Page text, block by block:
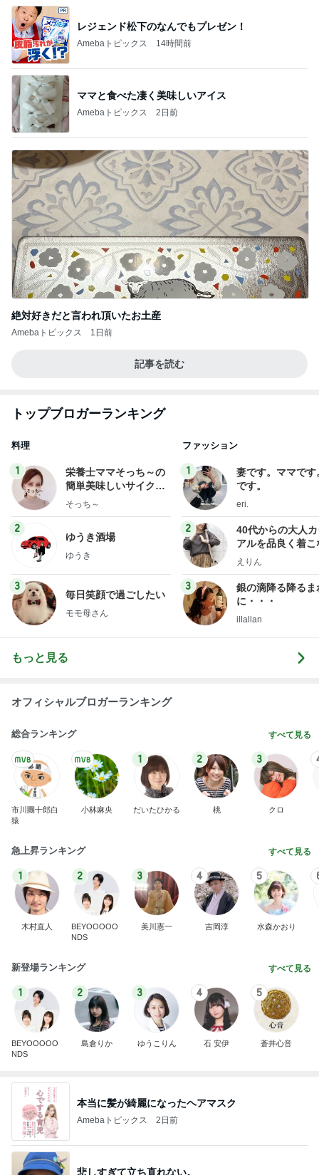
レジェンド松下のなんでもプレゼン！
Amebaトピックス 14時間前
ママと食べた凄く美味しいアイス
Amebaトピックス 2日前
絶対好きだと言われ頂いたお土産
Amebaトピックス 1日前
記事を読む
トップブロガーランキング
料理
1
栄養士ママそっち～の
簡単美味しいサイクル
献立
そっち～
2
ゆうき酒場
ゆうき
3
毎日笑顔で過ごしたい
モモ母さん
ファッション
1
妻です。ママです
です。
eri.
2
40代からの大人
アルを品良く着こ
ファッションブロ
えりん
3
銀の滴降る降るま
に・・・
illallan
もっと見る
オフィシャルブロガーランキング
総合ランキング すべて見る
市川團十郎白
猿
小林麻央
1
だいたひかる
2
桃
3
クロ
急上昇ランキング すべて見る
1
木村直人
2
BEYOOOOO
NDS
3
美川憲一
4
吉岡淳
5
水森かおり
新登場ランキング すべて見る
1
BEYOOOOO
NDS
2
島倉りか
3
ゆうこりん
4
石 安伊
5
蒼井心音
本当に髪が綺麗になったヘアマスク
Amebaトピックス 2日前
悲しすぎて立ち直れない。